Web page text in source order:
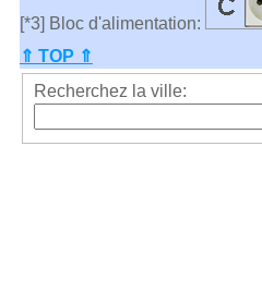
[*3] Bloc d'alimentation:
⇑ TOP ⇑
Recherchez la ville: